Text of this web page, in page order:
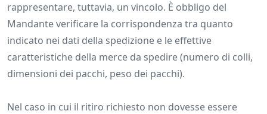
rappresentare, tuttavia, un vincolo. È obbligo del
Mandante verificare la corrispondenza tra quanto
indicato nei dati della spedizione e le effettive
caratteristiche della merce da spedire (numero di colli,
dimensioni dei pacchi, peso dei pacchi).
Nel caso in cui il ritiro richiesto non dovesse essere